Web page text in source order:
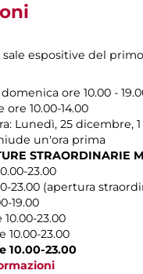
sale espositive del
ore 10.00 -
ore 10.00-14.00
Lunedì, 25 dicembre,
un'ora prima
STRAORDINARIE
23.00
23.00 (apertura
19.00
23.00
10.00-23.00
10.00-23.00